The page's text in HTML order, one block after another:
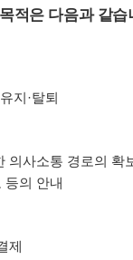
적은 다음과 같습
지·탈퇴
의사소통 경로의 확
등의 안내
제